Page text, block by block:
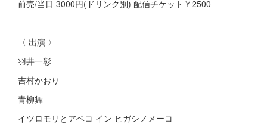
前売/当日 3000円(ドリンク別) 配信チケット￥2500
〈 出演 〉
羽井一彰
吉村かおり
青柳舞
イツロモリとアベコ イン ヒガシノメーコ